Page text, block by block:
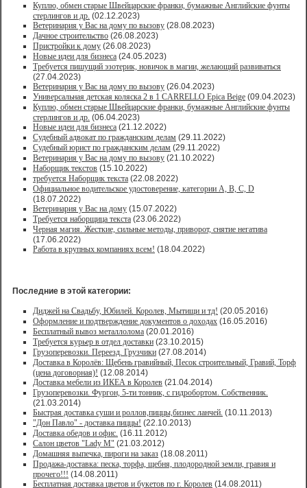
Куплю, обмен старые Швейцарские франки, бумажные Английские фунты
стерлингов и др. (02.12.2023)
Ветеринария у Вас на дому по вызову (28.08.2023)
Дачное строительство (26.08.2023)
Пристройки к дому (26.08.2023)
Новые идеи для бизнеса (24.05.2023)
Требуется пишущий эзотерик, новичок в магии, желающий развиваться
(27.04.2023)
Ветеринария у Вас на дому по вызову (26.04.2023)
Универсальная детская коляска 2 в 1 CARRELLO Epica Beige (09.04.2023)
Куплю, обмен старые Швейцарские франки, бумажные Английские фунты
стерлингов и др. (06.04.2023)
Новые идеи для бизнеса (21.12.2022)
Судебный адвокат по гражданским делам (29.11.2022)
Судебный юрист по гражданским делам (29.11.2022)
Ветеринария у Вас на дому по вызову (21.10.2022)
Наборщик текстов (15.10.2022)
требуется Наборщик текста (22.08.2022)
Официальное водительское удостоверение, категории A, B, C, D
(18.07.2022)
Ветеринария у Вас на дому (15.07.2022)
Требуется наборщица текста (23.06.2022)
Черная магия. Жесткие, сильные методы, приворот, снятие негатива
(17.06.2022)
Работа в крупных компаниях всем! (18.04.2022)
Последние в этой категории:
Диджей на Свадьбу, Юбилей. Королев, Мытищи и тд! (20.05.2016)
Оформление и подтверждение документов о доходах (16.05.2016)
Бесплатный вывоз металлолома (20.01.2016)
Требуется курьер в отдел доставки (23.10.2015)
Грузоперевозки. Переезд. Грузчики (27.08.2014)
Доставка в Королёв: Щебень гравийный, Песок строительный, Гравий, Торф
(цена договорная)! (12.08.2014)
Доставка мебели из ИКЕА в Королев (21.04.2014)
Грузоперевозки. Фургон, 5-ти тонник, с гидробортом. Собственник.
(21.03.2014)
Быстрая доставка суши и роллов,пиццы,бизнес ланчей. (10.11.2013)
"Дон Павло" - доставка пиццы! (22.10.2013)
Доставка обедов и офис. (16.11.2012)
Салон цветов "Lady M" (21.03.2012)
Домашняя выпечка, пироги на заказ (18.08.2011)
Продажа-доставка: песка, торфа, щебня, плодородной земли, гравия и
прочего!!! (14.08.2011)
Бесплатная доставка цветов и букетов по г. Королев (14.08.2011)